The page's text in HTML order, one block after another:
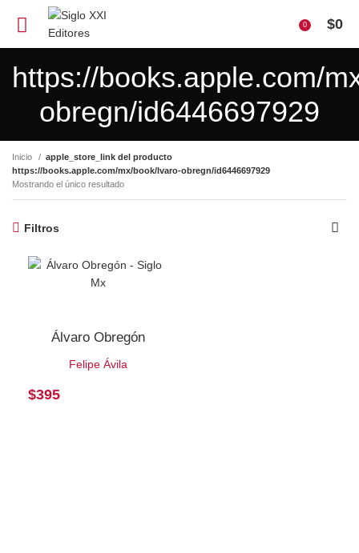
0 $0
https://books.apple.com/
obregn/id6446697929
Inicio
apple_store_link del producto
https://books.apple.com/mx/book/lvaro-obregn/id6446697929
Mostrando el único resultado
Filtros
Álvaro Obregón
Felipe Ávila
$395